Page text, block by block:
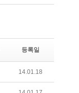
등록일
14.01.18